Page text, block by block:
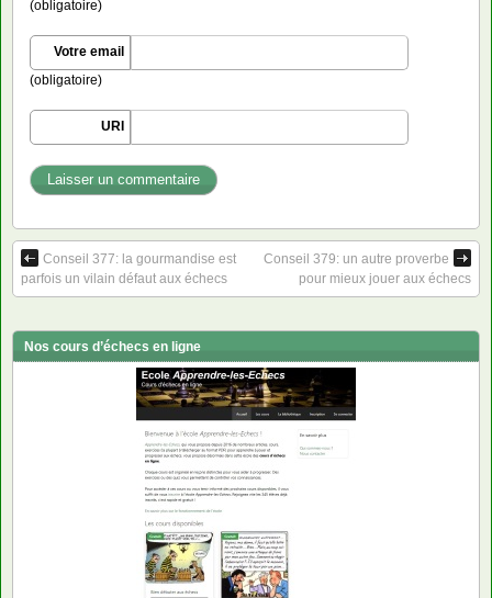
(obligatoire)
Votre email
(obligatoire)
URI
Conseil 377: la gourmandise est
parfois un vilain défaut aux échecs
Conseil 379: un autre proverbe
pour mieux jouer aux échecs
Nos cours d’échecs en ligne